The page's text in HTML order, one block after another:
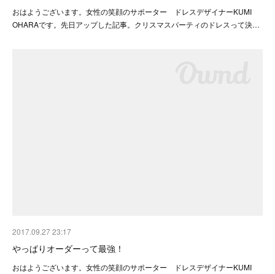
おはようございます。女性の笑顔のサポーター ドレスデザイナーKUMI
OHARAです。先日アップした記事。クリスマスパーティのドレスって決…
2017.09.27 23:17
やっぱりオーダーって最強！
おはようございます。女性の笑顔のサポーター ドレスデザイナーKUMI